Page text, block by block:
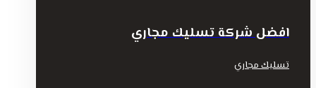
افضل شركة تسليك مجاري
تسليك مجاري